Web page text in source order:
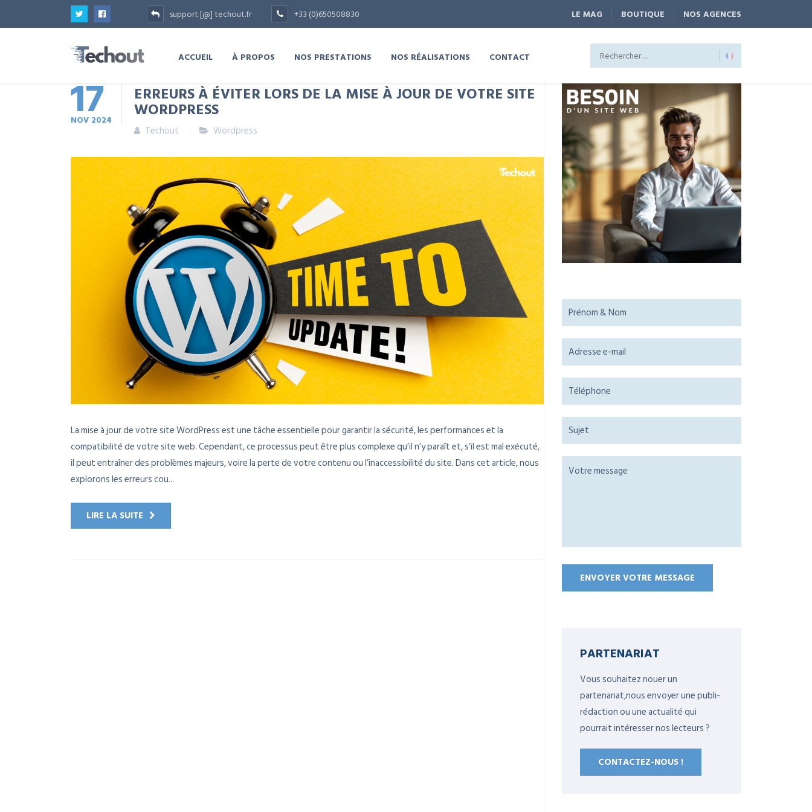
support [@] techout.fr +33 (0)650508830 LE MAG BOUTIQUE NOS AGENCES
ACCUEIL À PROPOS NOS PRESTATIONS NOS RÉALISATIONS CONTACT
17
NOV 2024
ERREURS À ÉVITER LORS DE LA MISE À JOUR DE VOTRE SITE
WORDPRESS
Techout Wordpress
La mise à jour de votre site WordPress est une tâche essentielle pour garantir la sécurité, les performances et la
compatibilité de votre site web. Cependant, ce processus peut être plus complexe qu’il n’y paraît et, s’il est mal exécuté,
il peut entraîner des problèmes majeurs, voire la perte de votre contenu ou l’inaccessibilité du site. Dans cet article, nous
explorons les erreurs cou...
LIRE LA SUITE
PARTENARIAT
Vous souhaitez nouer un
partenariat,nous envoyer une publi-
rédaction ou une actualité qui
pourrait intéresser nos lecteurs ?
CONTACTEZ-NOUS !